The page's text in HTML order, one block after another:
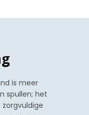
is meer
spullen; het